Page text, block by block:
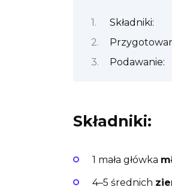
Składniki:
Podawanie:
Składniki:
1 mała główka
4–5 średnich